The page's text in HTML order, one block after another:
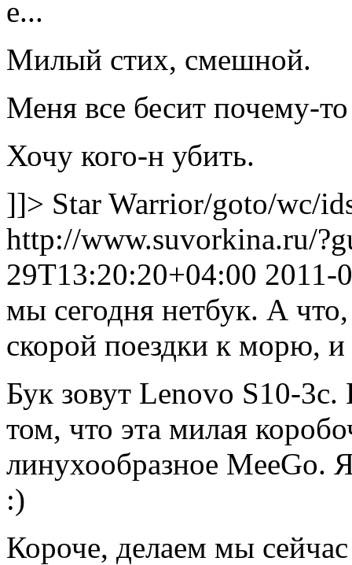
е...
Милый стих, смешной.
Меня все бесит почему-то
Хочу кого-н убить.
]]> Star Warrior/goto/wc/
http://www.suvorkina.ru/
29T13:20:20+04:00 2011-
мы сегодня нетбук. А
скорой поездки к морю,
Бук зовут Lenovo S10-
том, что эта милая
линухообразное MeeGo.
:)
Короче, делаем мы